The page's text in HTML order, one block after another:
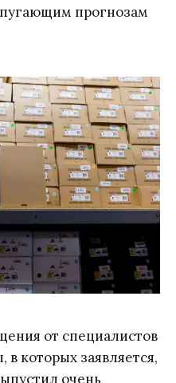
прогнозам
от специалистов
которых заявляется,
очень